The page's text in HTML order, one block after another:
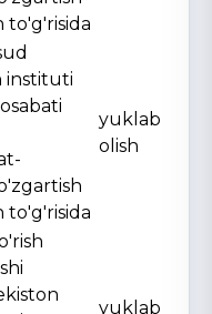
to'g'risida
instituti
to'g'risida
yuklab
olish
yuklab